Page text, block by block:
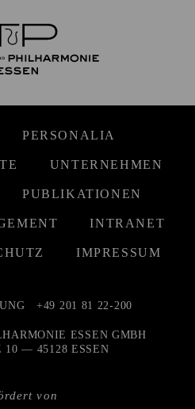
PERSONALIA
UNTERNEHMEN
PUBLIKATIONEN
INTRANET
IMPRESSUM
von
+49 201 81 22-200
ESSEN GMBH
10 — 45128 ESSEN